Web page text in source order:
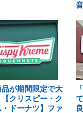
品が期間限定で大
クリスピー・ク
・ドーナツ】ファ